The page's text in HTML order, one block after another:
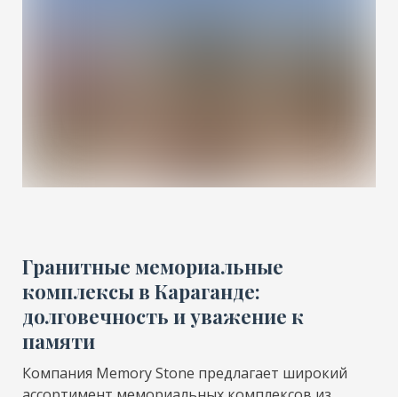
Гранитные мемориальные
комплексы в Караганде:
долговечность и уважение к
памяти
Компания Memory Stone предлагает широкий